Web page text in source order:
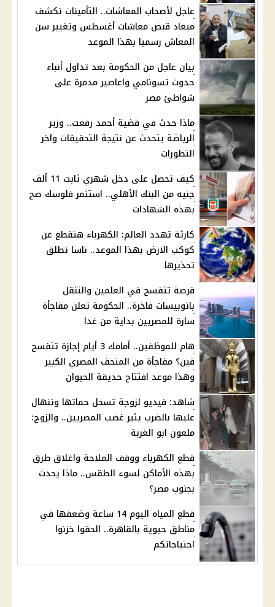
عاجل لأصحاب المعاشات.. التأمينات تكشف
ميعاد قبض معاشات أغسطس وتغيير سن
المعاش رسميا بهذا الموعد
بيان عاجل من الحكومة بعد تداول أنباء
حدوث تسونامي واعاصير مدمرة على
شواطئ مصر
ماذا حدث في قضية أحمد رفعت.. وزير
الرياضة يتحدث عن نتيجة التحقيقات وآخر
التطورات
كيف تحصل على دخل شهري ثابت 11 ألف
جنيه من البنك الأهلي.. استثمر فلوسك صح
بهذه الشهادات
كارثة تهدد العالم: الكهرباء هتقطع عن
كوكب الارض بهذا الموعد.. ناسا تطلق
تحذيرها
فرصة تتفسح في العلمين والتنقل
باتوبيسات فاخرة.. الحكومة تعلن مفاجأة
سارة للمصريين بداية من غدا
هام للموظفين.. أمامك 3 أيام إجازة تتفسح
فين؟ مفاجأة من المتحف المصري الكبير
وهذا موعد افتتاح حديقة الحيوان
شاهد: فيديو لزوجة تسحل حماتها وتنهال
عليها بالضرب يثير غضب المصريين.. والزوج:
ملعون ابو الغربة
قطع الكهرباء ووقف الملاحة واغلاق طرق
بهذه الأماكن لسوء الطقس.. ماذا يحدث
بجنوب مصر؟
قطع المياه اليوم 14 ساعة وضعفها في
مناطق حيوية بالقاهرة.. الحقوا خزنوا
احتياجاتكم